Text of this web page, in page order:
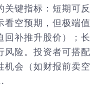
关键指标：短期可反
看空预期，但极端值
回补推升股价）；长
风险。投资者可搭配
机会（如财报前卖空